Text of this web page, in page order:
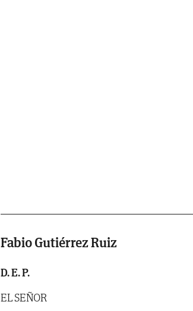
Fabio Gutiérrez Ruiz
D. E. P.
EL SEÑOR